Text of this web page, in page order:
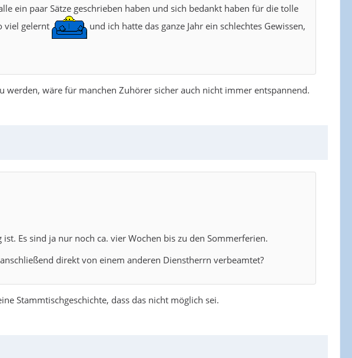
ein paar Sätze geschrieben haben und sich bedankt haben für die tolle
viel gelernt
und ich hatte das ganze Jahr ein schlechtes Gewissen,
wäre für manchen Zuhörer sicher auch nicht immer entspannend.
Es sind ja nur noch ca. vier Wochen bis zu den Sommerferien.
direkt von einem anderen Dienstherrn verbeamtet?
Stammtischgeschichte, dass das nicht möglich sei.